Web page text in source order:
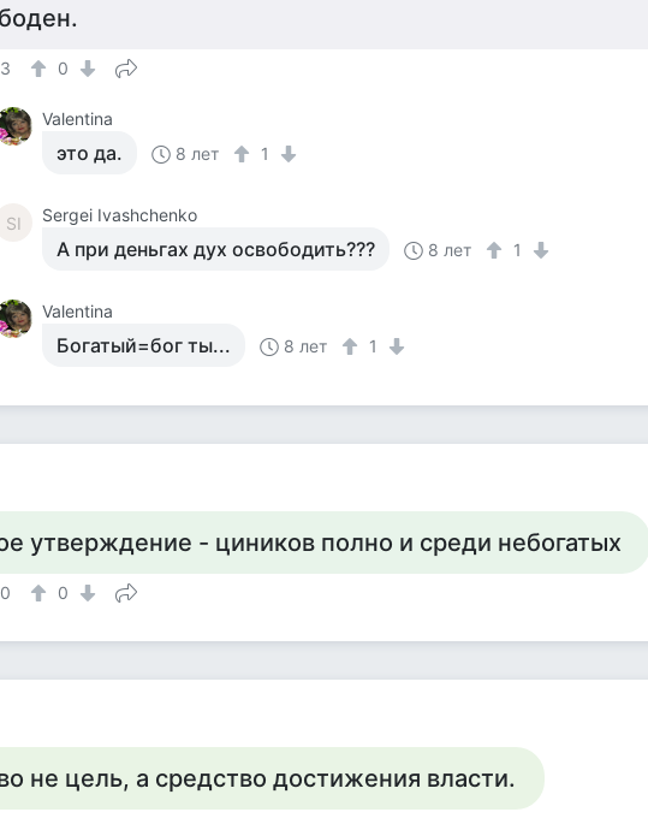
3 0
Valentina
это да. 8 лет 1
SI Sergei Ivashchenko
А при деньгах дух освободить??? 8 лет 1
Valentina
Богатый=бог ты... 8 лет 1
утверждение - циников полно и среди небогатых
0 0
не цель, а средство достижения власти.